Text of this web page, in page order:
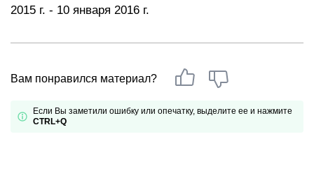
2015 г. - 10 января 2016 г.
Вам понравился материал?
Если Вы заметили ошибку или опечатку, выделите ее и нажмите
CTRL+Q